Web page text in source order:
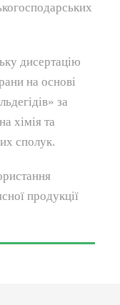
дисертацію
на основі
за
хімія та
сполук.
продукції